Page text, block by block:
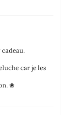
car je les
❀